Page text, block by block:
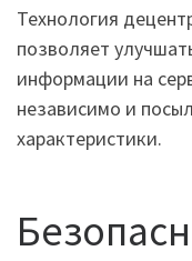
Технология
позволяет
информации на
независимо и
характеристики.